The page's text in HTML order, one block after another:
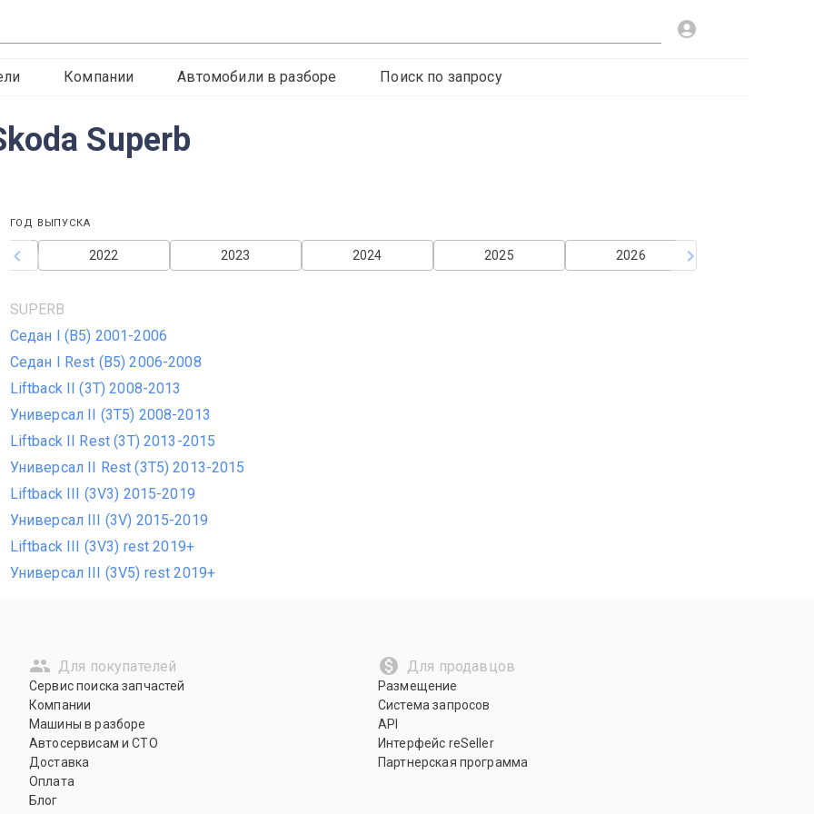
Компании Автомобили в разборе Поиск по запросу
Superb
ГОД ВЫПУСКА
2026
2025
2024
2023
2022
SUPERB
Седан I (B5) 2001-2006
Седан I Rest (B5) 2006-2008
Liftback II (3T) 2008-2013
Универсал II (3T5) 2008-2013
Liftback II Rest (3T) 2013-2015
Универсал II Rest (3T5) 2013-2015
Liftback III (3V3) 2015-2019
Универсал III (3V) 2015-2019
Liftback III (3V3) rest 2019+
Универсал III (3V5) rest 2019+
Для покупателей
Сервис поиска запчастей
Компании
Машины в разборе
Автосервисам и СТО
Доставка
Оплата
Блог
Для продавцов
Размещение
Система запросов
API
Интерфейс reSeller
Партнерская программа